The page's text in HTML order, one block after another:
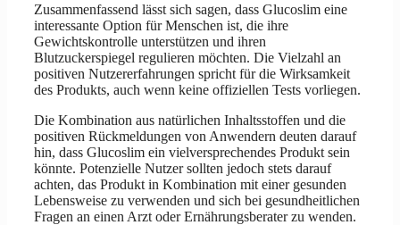
Zusammenfassend lässt sich sagen, dass Glucoslim eine
interessante Option für Menschen ist, die ihre
Gewichtskontrolle unterstützen und ihren
Blutzuckerspiegel regulieren möchten. Die Vielzahl an
positiven Nutzererfahrungen spricht für die Wirksamkeit
des Produkts, auch wenn keine offiziellen Tests vorliegen.
Die Kombination aus natürlichen Inhaltsstoffen und die
positiven Rückmeldungen von Anwendern deuten darauf
hin, dass Glucoslim ein vielversprechendes Produkt sein
könnte. Potenzielle Nutzer sollten jedoch stets darauf
achten, das Produkt in Kombination mit einer gesunden
Lebensweise zu verwenden und sich bei gesundheitlichen
Fragen an einen Arzt oder Ernährungsberater zu wenden.